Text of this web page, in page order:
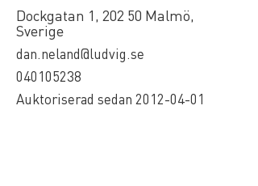
Dockgatan 1, 202 50 Malmö,
Sverige
dan.neland@ludvig.se
040105238
Auktoriserad sedan 2012-04-01